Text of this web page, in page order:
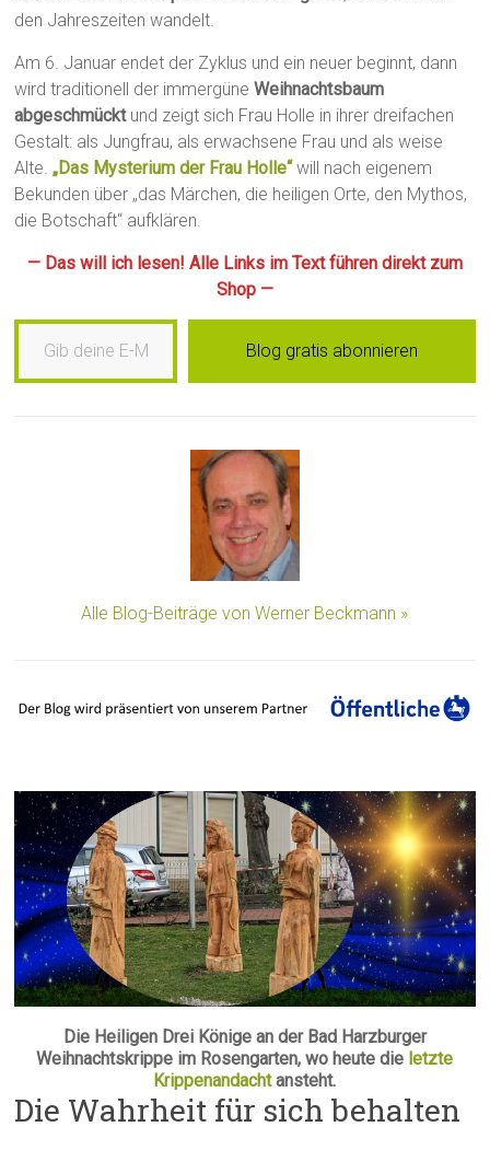
den Jahreszeiten wandelt.
Am 6. Januar endet der Zyklus und ein neuer beginnt, dann
wird traditionell der immergüneWeihnachtsbaum
abgeschmücktund zeigt sich Frau Holle in ihrer dreifachen
Gestalt: als Jungfrau, als erwachsene Frau und als weise
Alte.„Das Mysterium der Frau Holle“ will nach eigenem
Bekunden über „das Märchen, die heiligen Orte, den Mythos,
die Botschaft“ aufklären.
— Das will ich lesen! Alle Links im Text führen direkt zum
Shop —
Gib deine E-Mail-Adresse ein …
Blog gratis abonnieren
Alle Blog-Beiträge von Werner Beckmann »
Die Heiligen Drei Könige an der Bad Harzburger
Weihnachtskrippe im Rosengarten, wo heute die letzte
Krippenandachtansteht.
Die Wahrheit für sich behalten